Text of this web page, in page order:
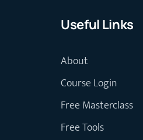
Useful Links
About
Course Login
Free Masterclass
Free Tools